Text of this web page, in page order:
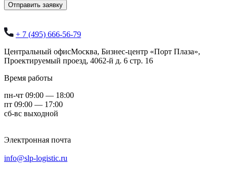
Отправить заявку
+ 7 (495) 666-56-79
Центральный офисМосква, Бизнес-центр «Порт Плаза»,
Проектируемый проезд, 4062-й д. 6 стр. 16
Время работы
пн-чт 09:00 — 18:00
пт 09:00 — 17:00
сб-вс выходной
Электронная почта
info@slp-logistic.ru